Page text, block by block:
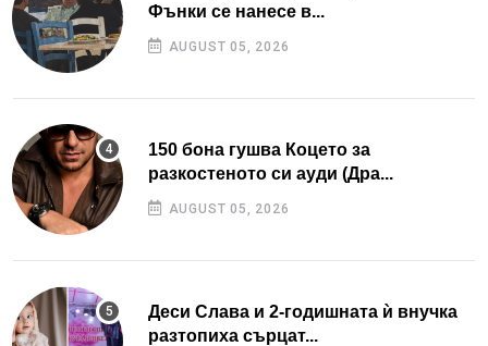
Фънки се нанесе в...
AUGUST 05, 2026
150 бона гушва Коцето за
разкостеното си ауди (Дра...
AUGUST 05, 2026
Деси Слава и 2-годишната ѝ внучка
разтопиха сърцат...